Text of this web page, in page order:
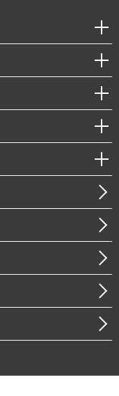
防災（政策）
ィ